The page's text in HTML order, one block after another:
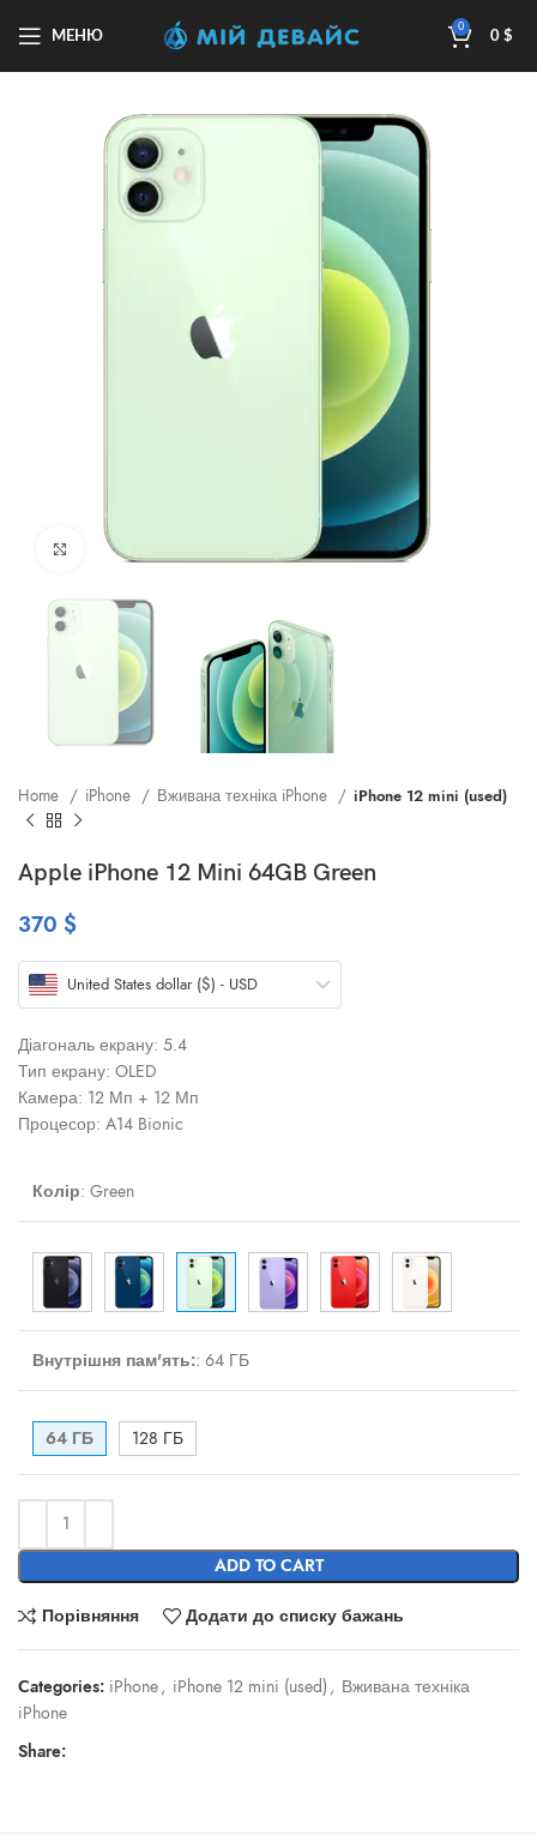
МЕНЮ
0
0 $
Клацніть, щоб збільшити
Home iPhone Вживана техніка iPhone iPhone 12 mini (used)
Apple iPhone 12 Mini 64GB Green
370 $
United States dollar ($) - USD
Діагональ екрану: 5.4
Тип екрану: OLED
Камера: 12 Мп + 12 Мп
Процесор: A14 Bionic
Колір: Green
Внутрішня пам'ять:: 64 ГБ
64 ГБ 128 ГБ
ADD TO CART
Порівняння Додати до списку бажань
Categories: iPhone, iPhone 12 mini (used) , Вживана техніка
iPhone
Share: